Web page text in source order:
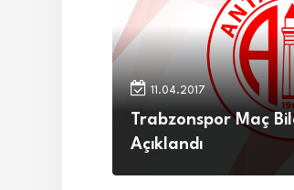
11.04.2017
Trabzonspor Maç
Açıklandı